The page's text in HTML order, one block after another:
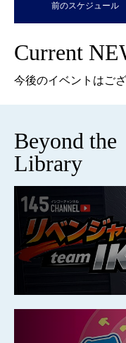
前のスケジュール
Current
今後のイベントはござ
Beyond the
Library